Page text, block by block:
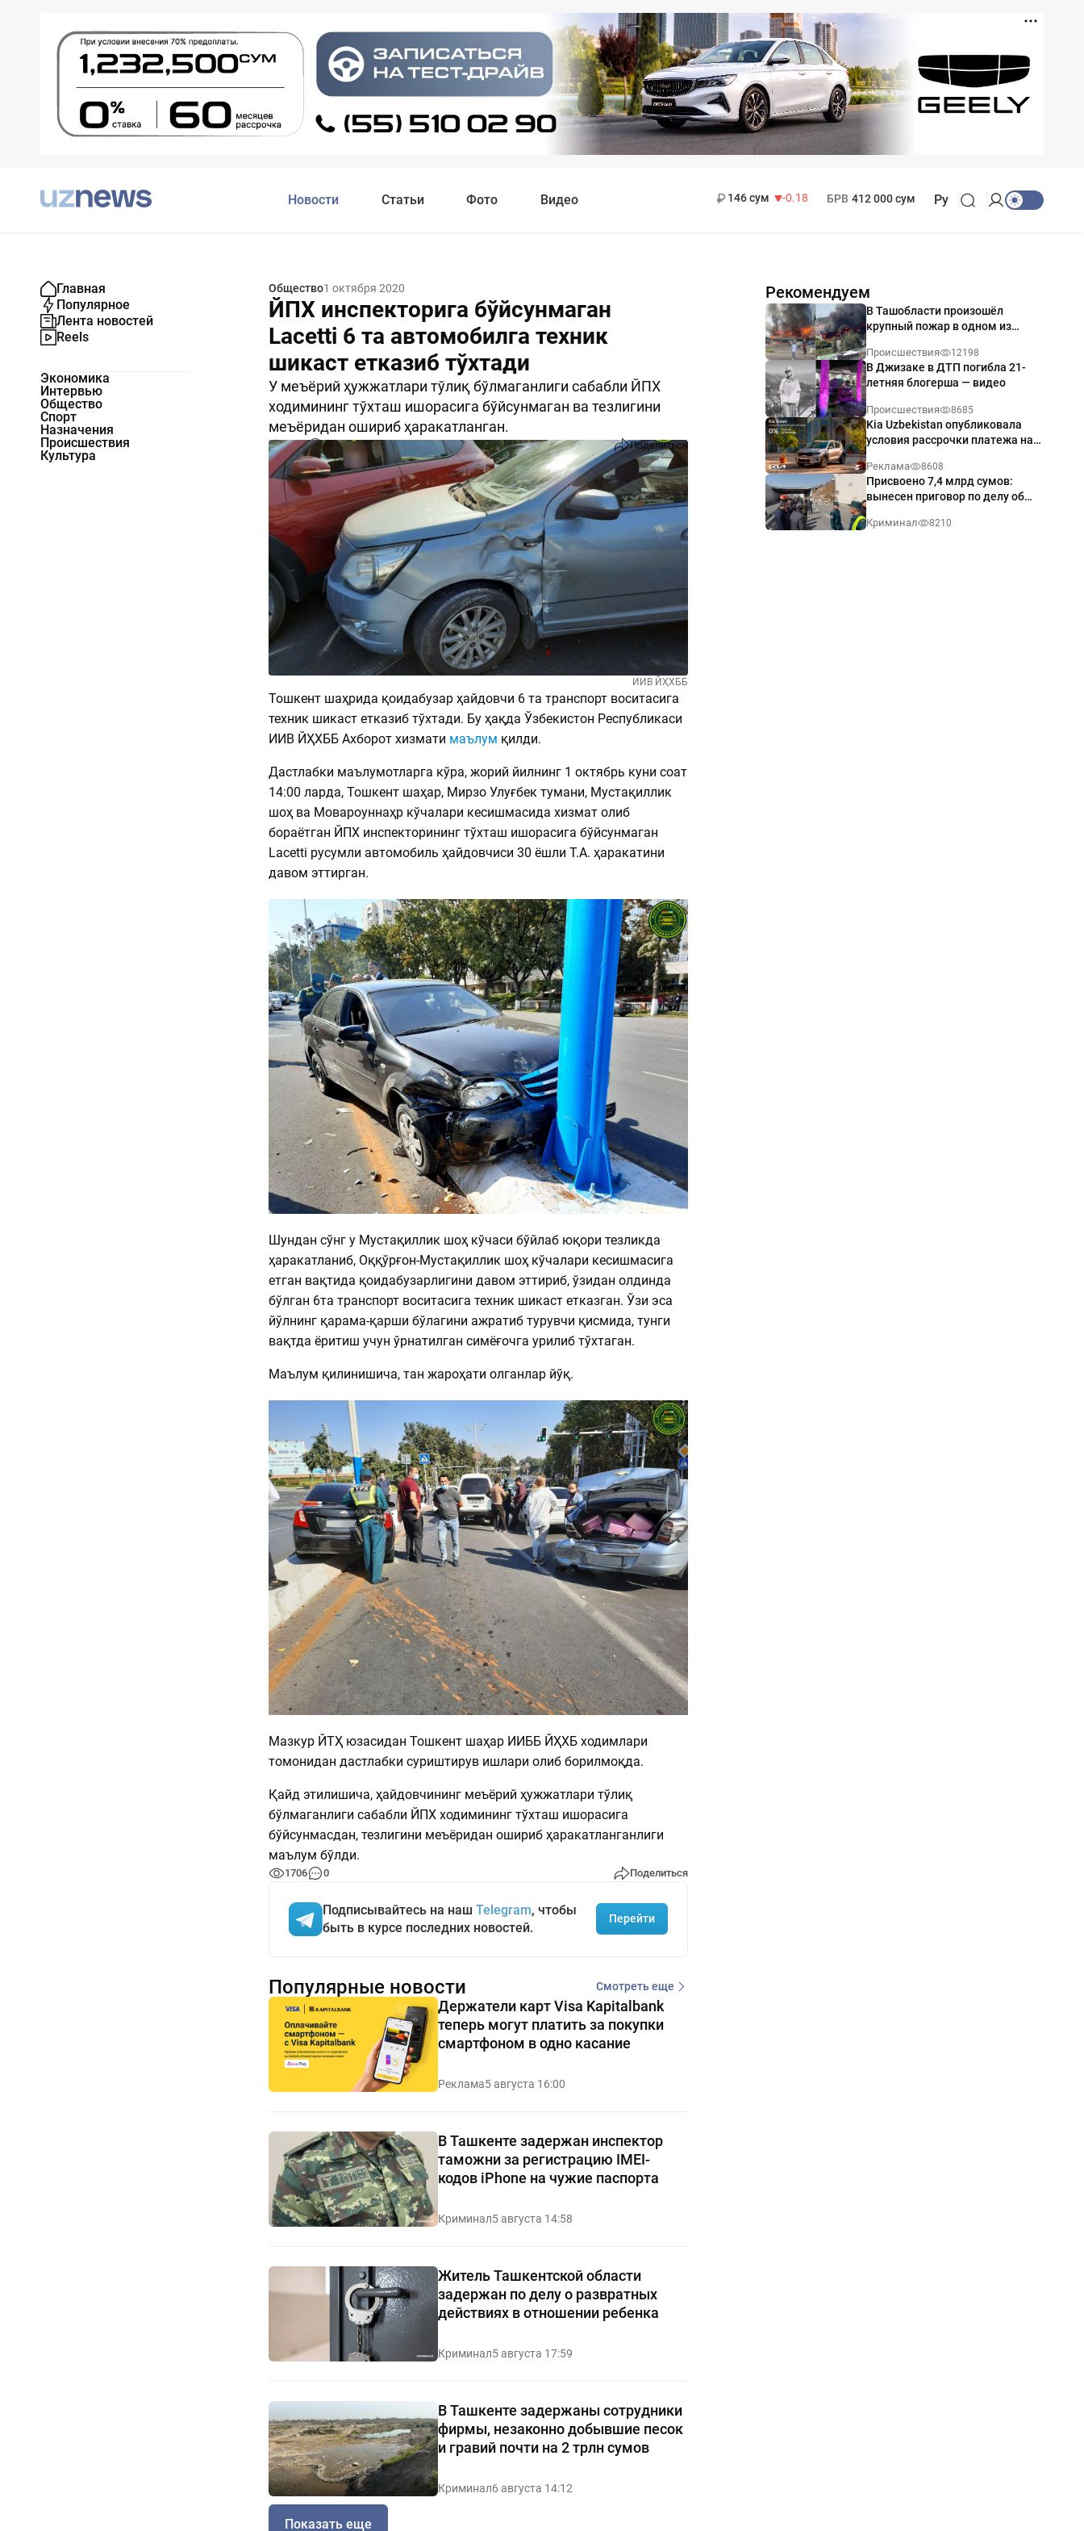
Новости Статьи Фото Видео
146 сум
-0.18
БРВ 412 000 сум Ру
Главная
Популярное
Лента новостей
Reels
Экономика
Интервью
Общество
Спорт
Назначения
Происшествия
Культура
Общество1 октября 2020
ЙПХ инспекторига бўйсунмаган
Lacetti 6 та автомобилга техник
шикаст етказиб тўхтади
У меъёрий ҳужжатлари тўлиқ бўлмаганлиги сабабли ЙПХ
ходимининг тўхташ ишорасига бўйсунмаган ва тезлигини
меъёридан ошириб ҳаракатланган.
1706 0 Поделиться
ИИВ ЙҲХББ
Тошкент шаҳрида қоидабузар ҳайдовчи 6 та транспорт воситасига
техник шикаст етказиб тўхтади. Бу ҳақда Ўзбекистон Республикаси
ИИВ ЙҲХББ Ахборот хизмати маълум қилди.
Дастлабки маълумотларга кўра, жорий йилнинг 1 октябрь куни соат
14:00 ларда, Тошкент шаҳар, Мирзо Улуғбек тумани, Мустақиллик
шоҳ ва Мовароуннаҳр кўчалари кесишмасида хизмат олиб
бораётган ЙПХ инспекторининг тўхташ ишорасига бўйсунмаган
Lacetti русумли автомобиль ҳайдовчиси 30 ёшли Т.А. ҳаракатини
давом эттирган.
Шундан сўнг у Мустақиллик шоҳ кўчаси бўйлаб юқори тезликда
ҳаракатланиб, Оққўрғон-Мустақиллик шоҳ кўчалари кесишмасига
етган вақтида қоидабузарлигини давом эттириб, ўзидан олдинда
бўлган 6та транспорт воситасига техник шикаст етказган. Ўзи эса
йўлнинг қарама-қарши бўлагини ажратиб турувчи қисмида, тунги
вақтда ёритиш учун ўрнатилган симёғочга урилиб тўхтаган.
Маълум қилинишича, тан жароҳати олганлар йўқ.
Мазкур ЙТҲ юзасидан Тошкент шаҳар ИИББ ЙҲХБ ходимлари
томонидан дастлабки суриштирув ишлари олиб борилмоқда.
Қайд этилишича, ҳайдовчининг меъёрий ҳужжатлари тўлиқ
бўлмаганлиги сабабли ЙПХ ходимининг тўхташ ишорасига
бўйсунмасдан, тезлигини меъёридан ошириб ҳаракатланганлиги
маълум бўлди.
1706 0 Поделиться
Подписывайтесь на наш Telegram, чтобы
быть в курсе последних новостей.
Перейти
Рекомендуем
В Ташобласти произошёл
крупный пожар в одном из
Происшествия 12198
В Джизаке в ДТП погибла 21-
летняя блогерша — видео
Происшествия 8685
Kia Uzbekistan опубликовала
условия рассрочки платежа на
годовых
Реклама 8608
Присвоено 7,4 млрд сумов:
вынесен приговор по делу об
Ташкенте
Криминал 8210
Популярные новости Смотреть еще
Держатели карт Visa Kapitalbank
теперь могут платить за покупки
смартфоном в одно касание
Реклама5 августа 16:00
В Ташкенте задержан инспектор
таможни за регистрацию IMEI-
кодов iPhone на чужие паспорта
Криминал5 августа 14:58
Житель Ташкентской области
задержан по делу о развратных
действиях в отношении ребенка
Криминал5 августа 17:59
В Ташкенте задержаны сотрудники
фирмы, незаконно добывшие песок
и гравий почти на 2 трлн сумов
Криминал6 августа 14:12
Показать еще